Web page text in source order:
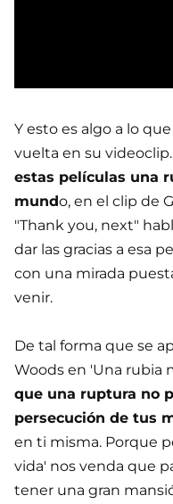
Y esto es algo a lo
vuelta en su
estas películas una
mundo, en el clip de
"Thank you, next"
dar las gracias a esa
con una mirada
venir.
De tal forma que se
Woods en 'Una rubia
que una ruptura no
persecución de tus
en ti misma. Porque
vida' nos venda que
tener una gran